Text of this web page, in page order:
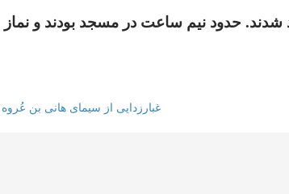
حدود نیم ساعت در مسجد بودند و نماز
غبارزدایی از سیمای هانی بن عُروه